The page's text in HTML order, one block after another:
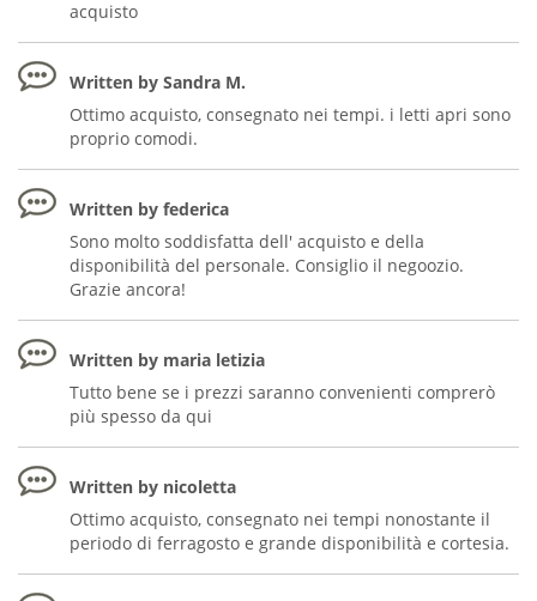
acquisto
Written by Sandra M.
Ottimo acquisto, consegnato nei tempi. i letti apri sono
proprio comodi.
Written by federica
Sono molto soddisfatta dell' acquisto e della
disponibilità del personale. Consiglio il negoozio.
Grazie ancora!
Written by maria letizia
Tutto bene se i prezzi saranno convenienti comprerò
più spesso da qui
Written by nicoletta
Ottimo acquisto, consegnato nei tempi nonostante il
periodo di ferragosto e grande disponibilità e cortesia.